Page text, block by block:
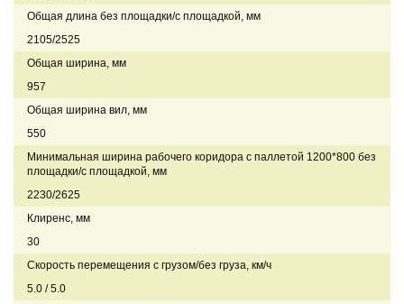
Общая длина без площадки/с площадкой, мм
2105/2525
Общая ширина, мм
957
Общая ширина вил, мм
550
Минимальная ширина рабочего коридора с паллетой 1200*800 без
площадки/с площадкой, мм
2230/2625
Клиренс, мм
30
Скорость перемещения с грузом/без груза, км/ч
5.0 / 5.0